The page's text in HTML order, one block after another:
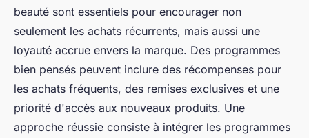
beauté sont essentiels pour encourager non
seulement les achats récurrents, mais aussi une
loyauté accrue envers la marque. Des programmes
bien pensés peuvent inclure des récompenses pour
les achats fréquents, des remises exclusives et une
priorité d'accès aux nouveaux produits. Une
approche réussie consiste à intégrer les programmes